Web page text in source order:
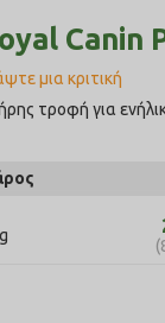
Canin
μια κριτική
τροφή για
(